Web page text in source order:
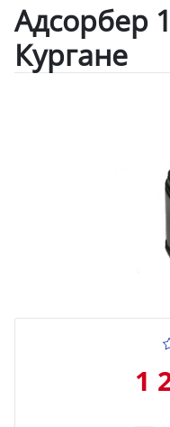
Адсорбер
Кургане
1